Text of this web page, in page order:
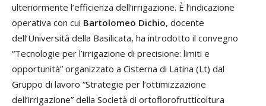
ulteriormente l’efficienza dell’irrigazione. È l’indicazione
operativa con cui Bartolomeo Dichio, docente
dell’Università della Basilicata, ha introdotto il convegno
“Tecnologie per l’irrigazione di precisione: limiti e
opportunità” organizzato a Cisterna di Latina (Lt) dal
Gruppo di lavoro “Strategie per l’ottimizzazione
dell’irrigazione” della Società di ortoflorofrutticoltura